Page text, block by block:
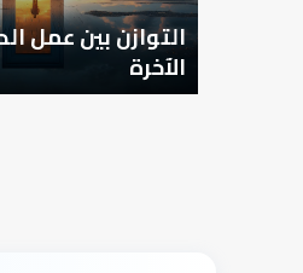
التوازن بين عمل
الآخرة